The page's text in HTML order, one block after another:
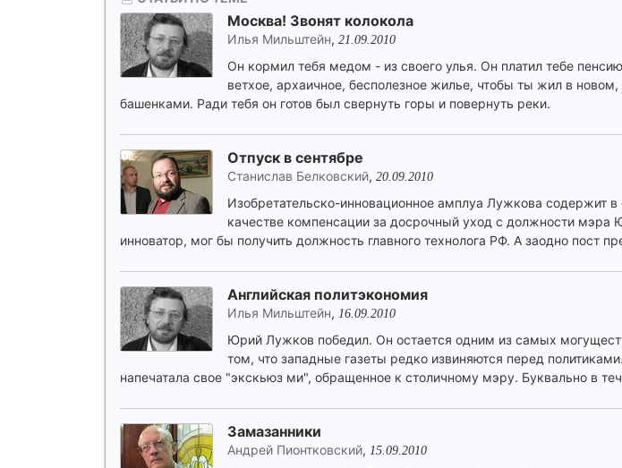
Москва! Звонят колокола
Илья Мильштейн, 21.09.2010
Он кормил тебя медом - из своего улья. Он платил тебе
ветхое, архаичное, бесполезное жилье, чтобы ты жил в
башенками. Ради тебя он готов был свернуть горы и повернуть реки.
Отпуск в сентябре
Станислав Белковский, 20.09.2010
Изобретательско-инновационное амплуа Лужкова содержит
качестве компенсации за досрочный уход с должности
инноватор, мог бы получить должность главного технолога РФ. А заодно пост
Английская политэкономия
Илья Мильштейн, 16.09.2010
Юрий Лужков победил. Он остается одним из самых
том, что западные газеты редко извиняются перед
напечатала свое "экскьюз ми", обращенное к столичному мэру. Буквально в
Замазанники
Андрей Пионтковский, 15.09.2010